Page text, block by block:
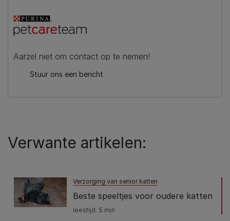
Aarzel niet om contact op te nemen!
Stuur ons een bericht
Verwante artikelen:
Verzorging van senior katten
Beste speeltjes voor oudere katten
leestijd: 5 min